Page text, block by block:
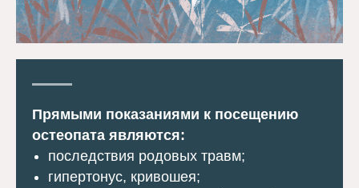
Прямыми показаниями к посещению
остеопата являются:
последствия родовых травм;
гипертонус, кривошея;